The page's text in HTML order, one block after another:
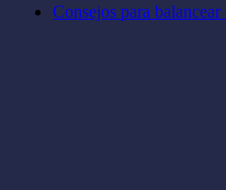
Consejos para